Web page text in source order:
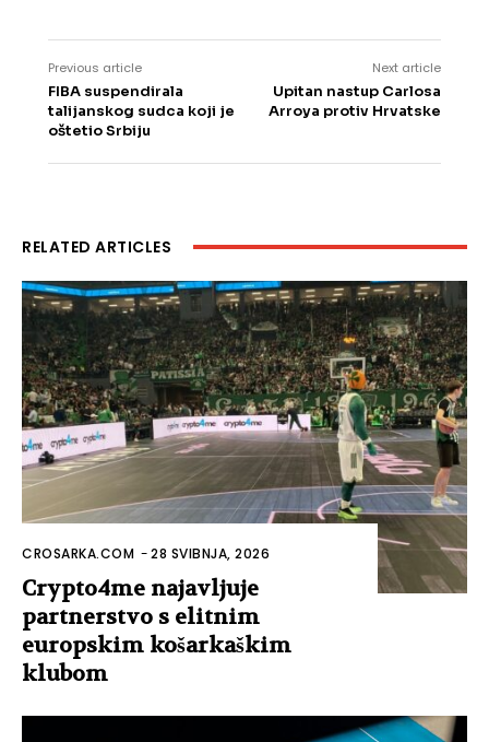
Previous article
FIBA suspendirala
talijanskog sudca koji je
oštetio Srbiju
Next article
Upitan nastup Carlosa
Arroya protiv Hrvatske
RELATED ARTICLES
CROSARKA.COM -28 SVIBNJA, 2026
Crypto4me najavljuje
partnerstvo s elitnim
europskim košarkaškim
klubom